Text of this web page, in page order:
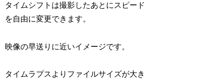
タイムシフトは撮影したあとに スピード
を自由に変更できます。
映像の早送りに近いイメージです。
タイムラプスよりファイルサイズが大き